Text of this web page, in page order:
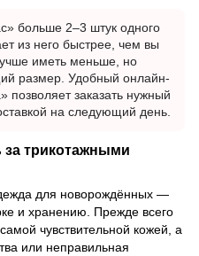
больше 2–3 штук одного
из него быстрее, чем вы
иметь меньше, но
размер. Удобный онлайн-
позволяет заказать нужный
на следующий день.
за трикотажными
для новорождённых —
и хранению. Прежде всего
чувствительной кожей, а
или неправильная